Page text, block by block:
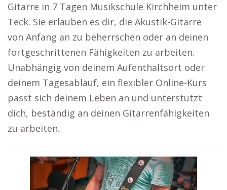
Gitarre in 7 Tagen Musikschule Kirchheim unter
Teck. Sie erlauben es dir, die Akustik-Gitarre
von Anfang an zu beherrschen oder an deinen
fortgeschrittenen Fähigkeiten zu arbeiten.
Unabhängig von deinem Aufenthaltsort oder
deinem Tagesablauf, ein flexibler Online-Kurs
passt sich deinem Leben an und unterstützt
dich, beständig an deinen Gitarrenfähigkeiten
zu arbeiten.